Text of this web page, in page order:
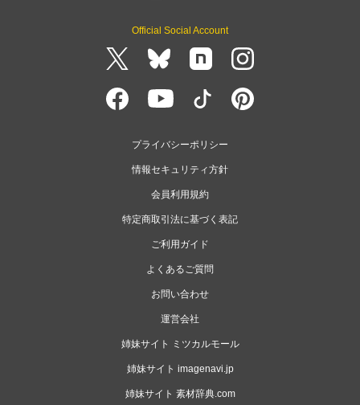
Official Social Account
プライバシーポリシー
情報セキュリティ方針
会員利用規約
特定商取引法に基づく表記
ご利用ガイド
よくあるご質問
お問い合わせ
運営会社
姉妹サイト ミツカルモール
姉妹サイト imagenavi.jp
姉妹サイト 素材辞典.com